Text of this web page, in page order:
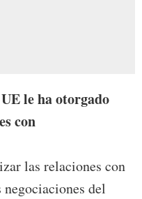
le ha otorgado
con
las relaciones con
del